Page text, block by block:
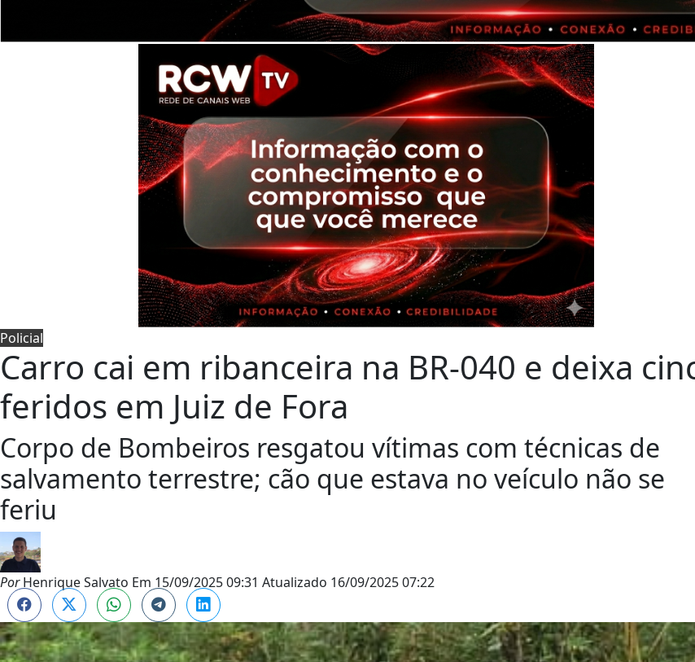
Policial
Carro cai em ribanceira na BR-040 e deixa
feridos em Juiz de Fora
Corpo de Bombeiros resgatou vítimas com técnicas de
salvamento terrestre; cão que estava no veículo não se
feriu
PorHenrique Salvato Em 15/09/2025 09:31 Atualizado 16/09/2025 07:22